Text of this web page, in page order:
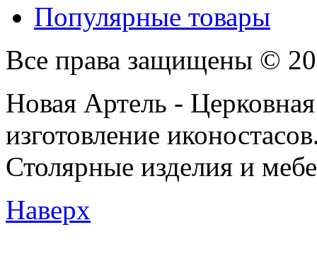
Популярные товары
Все права защищены ©
Новая Артель -
изготовление
Столярные изделия и
Наверх